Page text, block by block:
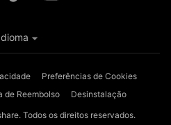
Preferências de Cookies
de Reembolso
Desinstalação
Todos os direitos reservados.